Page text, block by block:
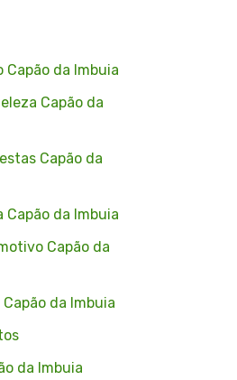
Capão da Imbuia
Capão da
Capão da
Capão da Imbuia
Capão da
da Imbuia
da Imbuia